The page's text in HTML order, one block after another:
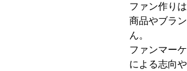
ファン作り
商品やブラ
ん。
ファンマー
による志向